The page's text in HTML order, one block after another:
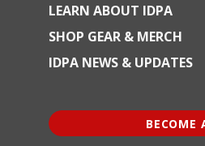
LEARN ABOUT IDPA
SHOP GEAR & MERCH
IDPA NEWS & UPDATES
BECOME